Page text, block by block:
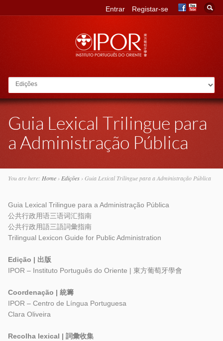
Go to:
Entrar Registar-se
Guia Lexical Trilingue para
a Administração Pública
You are here: Home› Edições› Guia Lexical Trilingue para a Administração Pública
Guia Lexical Trilingue para a Administração Pública
公共行政用语三语词汇指南
公共行政用語三語詞彙指南
Trilingual Lexicon Guide for Public Administration
Edição | 出版
IPOR – Instituto Português do Oriente | 東方葡萄牙學會
Coordenação | 統籌
IPOR – Centro de Língua Portuguesa
Clara Oliveira
Recolha lexical | 詞彙收集